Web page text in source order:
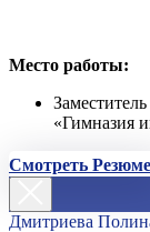
Место работы:
«Гимназия
Смотреть
Дмитриева